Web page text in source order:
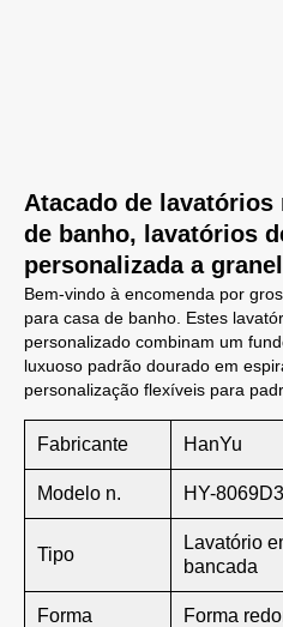
Atacado de lavatórios
de banho, lavatórios
personalizada a granel
Bem-vindo à encomenda por
para casa de banho. Estes
personalizado combinam um
luxuoso padrão dourado em
personalização flexíveis para
Fabricante HanYu
Modelo n. HY-
Tipo
Lavatório
bancada
Forma Forma